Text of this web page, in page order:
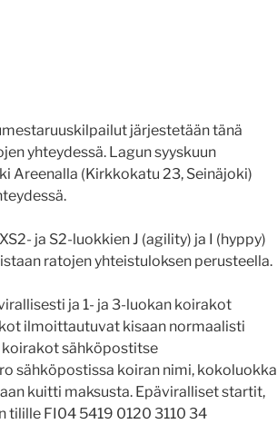
järjestetään tänä
yhteydessä. Lagun syyskuun
Areenalla (Kirkkokatu 23, Seinäjoki)
ja S2-luokkien J (agility) ja I (hyppy)
ratojen yhteistuloksen perusteella.
ja 1- ja 3-luokan koirakot
ilmoittautuvat kisaan normaalisti
koirakot sähköpostitse
sähköpostissa koiran nimi, kokoluokka
kuitti maksusta. Epäviralliset startit,
tilille FI04 5419 0120 3110 34